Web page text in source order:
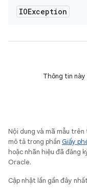
IOException
Thông tin này
Nội dung và mã mẫu
mô tả trong phần Giấy
hoặc nhãn hiệu đã đăng
Oracle.
Cập nhật lần gần đây